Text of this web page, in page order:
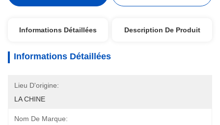
Informations Détaillées Description De Produit
Informations Détaillées
Lieu D'origine:
LA CHINE
Nom De Marque: